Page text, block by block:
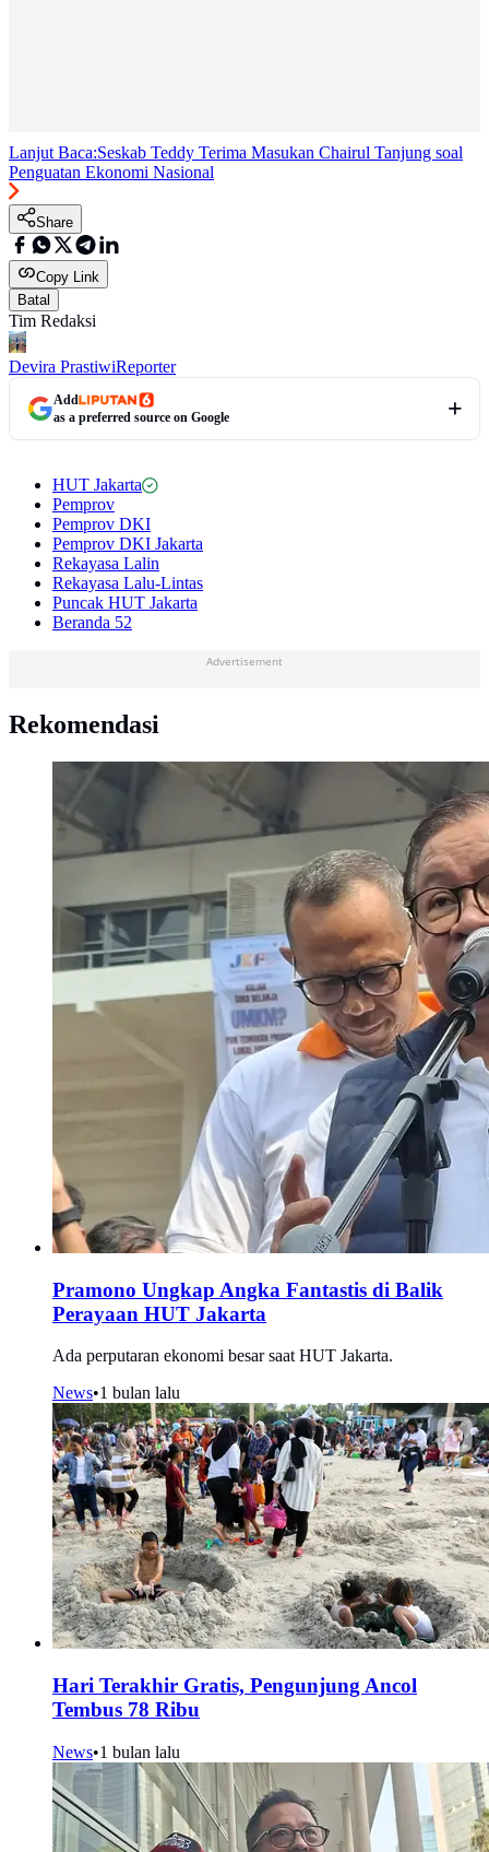
Lanjut Baca:Seskab Teddy Terima Masukan Chairul Tanjung soal
Penguatan Ekonomi Nasional
Share
Copy Link
Batal
Tim Redaksi
Devira PrastiwiReporter
Add
as a preferred source on Google
HUT Jakarta
Pemprov
Pemprov DKI
Pemprov DKI Jakarta
Rekayasa Lalin
Rekayasa Lalu-Lintas
Puncak HUT Jakarta
Beranda 52
Advertisement
Rekomendasi
Pramono Ungkap Angka Fantastis di Balik
Perayaan HUT Jakarta
Ada perputaran ekonomi besar saat HUT Jakarta.
News•1 bulan lalu
Hari Terakhir Gratis, Pengunjung Ancol
Tembus 78 Ribu
News•1 bulan lalu